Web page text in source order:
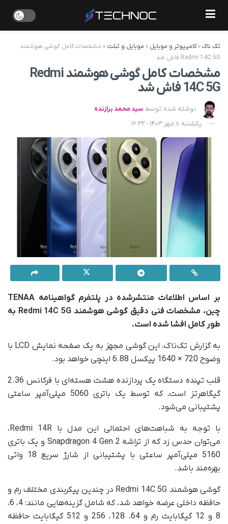
تک ناک»کامپیوتر و موبایل » موبایل و تبلت » مشخصات کامل گوشی هوشمند
Redmi 14C 5G فاش شد
مشخصات کامل گوشی هوشمند Redmi
14C 5G فاش شد
نوشته شده توسط سید محمد برازنده
یکشنبه 8 مهر 1403 - 16:32
بر اساس اطلاعات منتشرشده در پلتفرم گواهینامه TENAA
چین، مشخصات فنی دقیق گوشی هوشمند Redmi 14C 5G به
طور کامل افشا شده است.
به گزارش تک‌ناک، این گوشی مجهز به یک صفحه نمایش LCD با
وضوح 720 × 1640 پیکسل 6.88 اینچی خواهد بود.
قلب تپنده‌ دستگاه یک پردازنده‌ هشت هسته‌ای با فرکانس 2.36
گیگاهرتز است، که توسط یک باتری 5060 میلی‌آمپر ساعتی
پشتیبانی می‌شود.
با توجه به شباهت‌های احتمالی این مدل با Redmi 14R،
می‌توان حدس زد که از تراشه Snapdragon 4 Gen 2 و یک باتری
5160 میلی‌آمپر ساعتی با پشتیبانی از شارژ سریع 18 واتی
بهره‌مند باشد.
گوشی هوشمند Redmi 14C 5G در چندین پیکربندی مختلف رم و
حافظه داخلی عرضه خواهد شد، که شامل گزینه‌هایی مانند: 4، 6،
8 و 12 گیگابایت رم و 64، 128، 256 و 512 گیگابایت حافظه